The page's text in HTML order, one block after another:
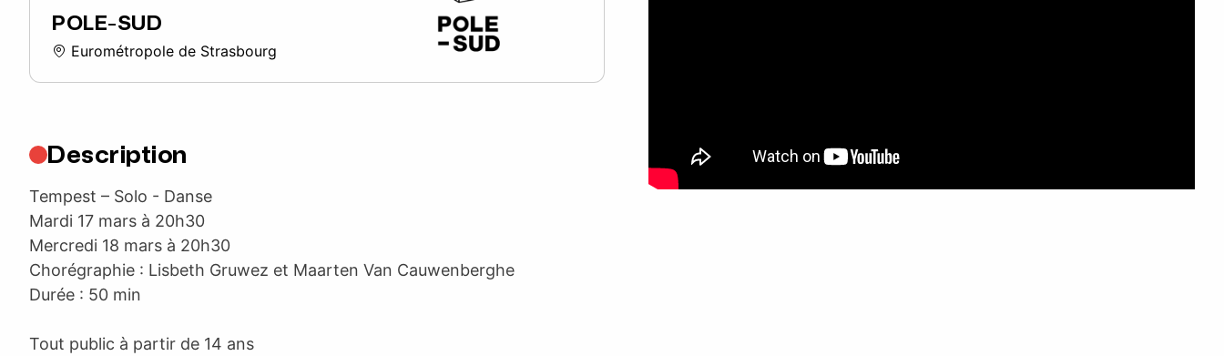
POLE-SUD
Eurométropole de Strasbourg
Description
Tempest – Solo - Danse
Mardi 17 mars à 20h30
Mercredi 18 mars à 20h30
Chorégraphie : Lisbeth Gruwez et Maarten Van Cauwenberghe
Durée : 50 min
Tout public à partir de 14 ans